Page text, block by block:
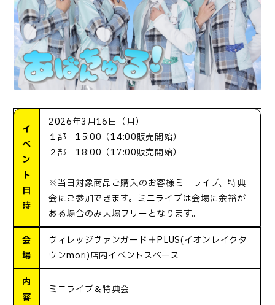
イ
ベ
ン
ト
日
時
2026年3月16日（月）
１部 15:00（14:00販売開始）
２部 18:00（17:00販売開始）
※当日対象商品ご購入のお客様ミニライブ、特典
会にご参加できます。ミニライブは会場に余裕が
ある場合のみ入場フリーとなります。
会
場
ヴィレッジヴァンガード＋PLUS(イオンレイクタ
ウンmori)店内イベントスペース
内
容
ミニライブ＆特典会